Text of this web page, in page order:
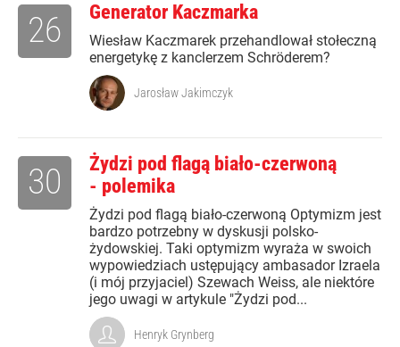
Generator Kaczmarka
Wiesław Kaczmarek przehandlował stołeczną
energetykę z kanclerzem Schröderem?
26
Jarosław Jakimczyk
Żydzi pod flagą biało-czerwoną
- polemika
Żydzi pod flagą biało-czerwoną Optymizm jest
bardzo potrzebny w dyskusji polsko-
żydowskiej. Taki optymizm wyraża w swoich
wypowiedziach ustępujący ambasador Izraela
(i mój przyjaciel) Szewach Weiss, ale niektóre
jego uwagi w artykule "Żydzi pod...
30
Henryk Grynberg